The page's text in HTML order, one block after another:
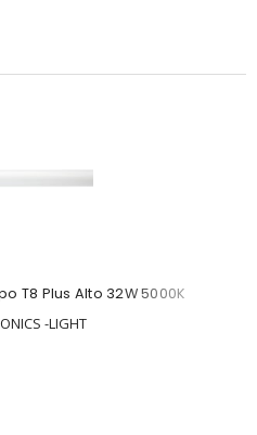
T8 Plus Alto 32W 5000K
-LIGHT